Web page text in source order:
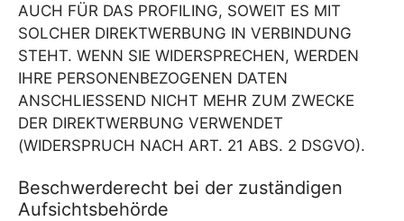
AUCH FÜR DAS PROFILING, SOWEIT ES MIT
SOLCHER DIREKTWERBUNG IN VERBINDUNG
STEHT. WENN SIE WIDERSPRECHEN, WERDEN
IHRE PERSONENBEZOGENEN DATEN
ANSCHLIESSEND NICHT MEHR ZUM ZWECKE
DER DIREKTWERBUNG VERWENDET
(WIDERSPRUCH NACH ART. 21 ABS. 2 DSGVO).
Beschwerde­recht bei der zuständigen
Aufsichts­behörde